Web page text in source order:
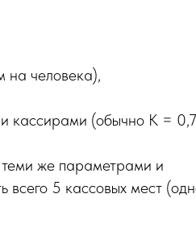
человека),
кассирами (обычно К =
теми же параметрами и
всего 5 кассовых мест